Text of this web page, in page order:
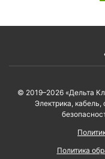
© 2019–2026 «Дельта
Электрика, кабель,
Политика